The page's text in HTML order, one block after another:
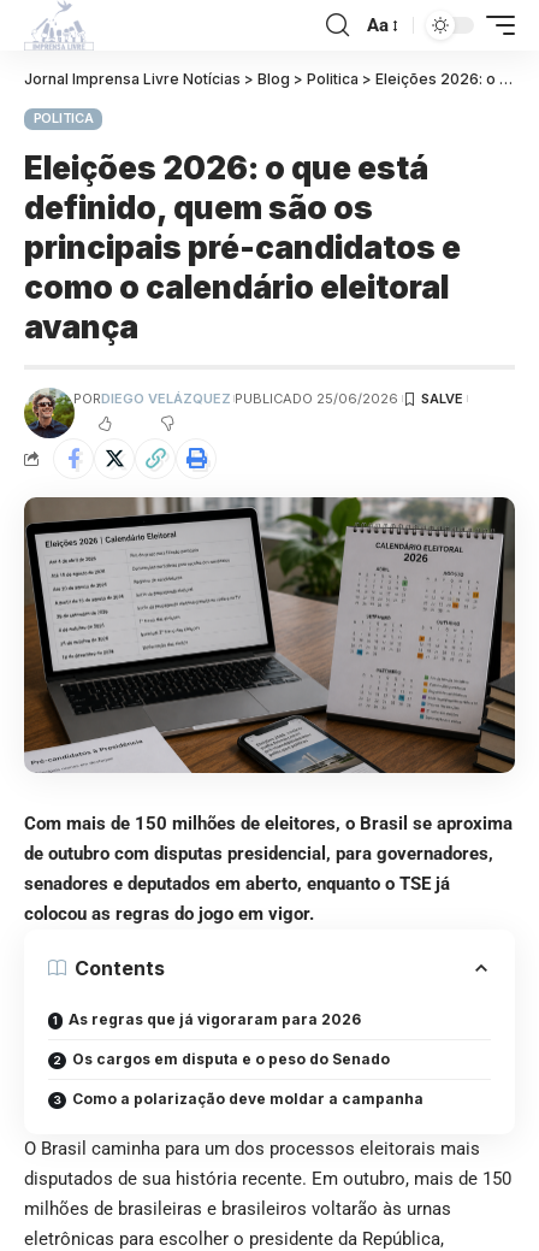
Aa
Jornal Imprensa Livre Notícias > Blog > Politica > Eleições 2026: o que está definido, quem são os principais pré-candidatos e como o calendário eleitoral avança
POLITICA
Eleições 2026: o que está
definido, quem são os
principais pré-candidatos e
como o calendário eleitoral
avança
PORDIEGO VELÁZQUEZ PUBLICADO 25/06/2026
Com mais de 150 milhões de eleitores, o Brasil se aproxima
de outubro com disputas presidencial, para governadores,
senadores e deputados em aberto, enquanto o TSE já
colocou as regras do jogo em vigor.
Contents
As regras que já vigoraram para 2026
Os cargos em disputa e o peso do Senado
Como a polarização deve moldar a campanha
O Brasil caminha para um dos processos eleitorais mais
disputados de sua história recente. Em outubro, mais de 150
milhões de brasileiras e brasileiros voltarão às urnas
eletrônicas para escolher o presidente da República,